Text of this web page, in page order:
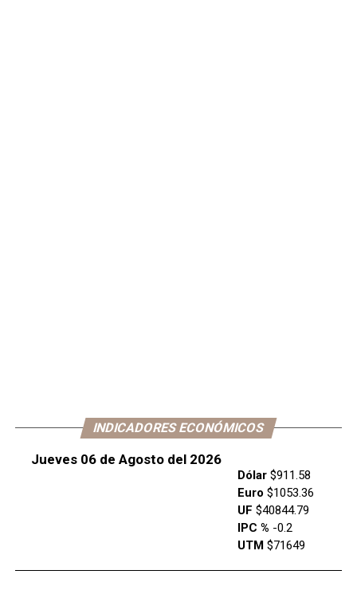
INDICADORES ECONÓMICOS
Jueves 06 de Agosto del 2026
Dólar$911.58
Euro $1053.36
UF $40844.79
IPC % -0.2
UTM $71649